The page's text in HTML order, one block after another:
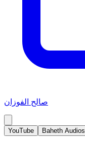
صالح الفوزان
YouTube Baheth Audios